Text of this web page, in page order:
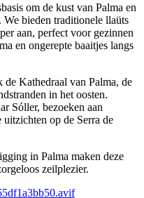
om de kust van Palma en
bieden traditionele llaüts
aan, perfect voor gezinnen
en ongerepte baaitjes langs
Kathedraal van Palma, de
in het oosten.
Sóller, bezoeken aan
uitzichten op de Serra de
in Palma maken deze
zeilplezier.